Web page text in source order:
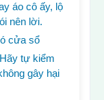
áo cô ấy, lộ
nên lời.
cửa sổ
tự kiểm
gây hại